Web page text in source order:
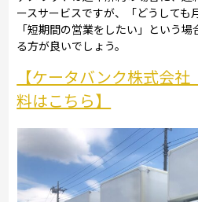
ースサービスですが、「どうしても
「短期間の営業をしたい」という
る方が良いでしょう。
【ケータバンク株式会
料はこちら】